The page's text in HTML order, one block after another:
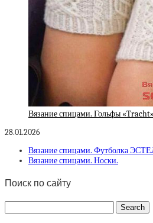
Вязание спицами. Гольфы
28.01.2026
Вязание спицами. Футболка
Вязание спицами. Носки.
Поиск по сайту